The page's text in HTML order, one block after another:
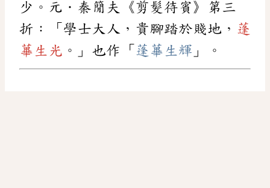
少。元．秦𥳑夫《剪髮待賓》第三
折：「學士大人，貴腳踏於賤地， 蓬
蓽生光 。」也作「 蓬蓽生輝 」。